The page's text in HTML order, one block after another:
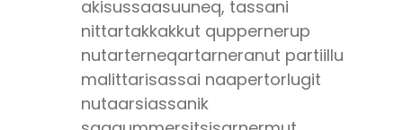
akisussaasuuneq, tassani
nittartakkakkut quppernerup
nutarterneqartarneranut partiillu
malittarisassai naapertorlugit
nutaarsiassanik